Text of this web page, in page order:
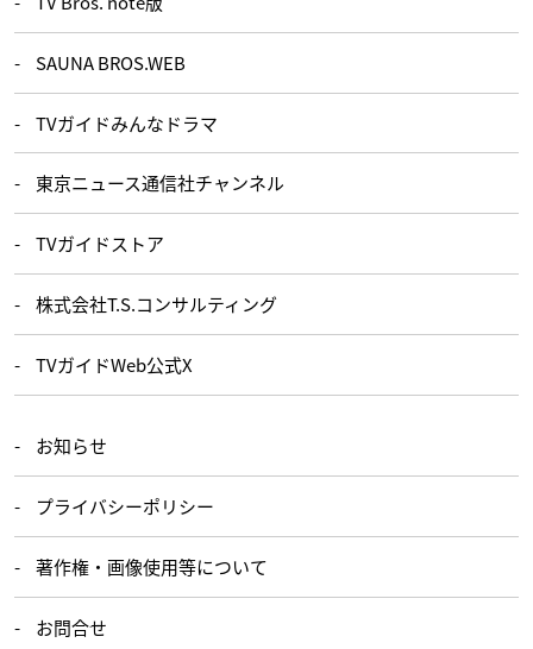
SAUNA BROS.WEB
TVガイドみんなドラマ
東京ニュース通信社チャンネル
TVガイドストア
株式会社T.S.コンサルティング
TVガイドWeb公式X
お知らせ
プライバシーポリシー
著作権・画像使用等について
お問合せ